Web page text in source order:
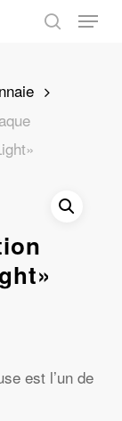
Menu
est l’un de